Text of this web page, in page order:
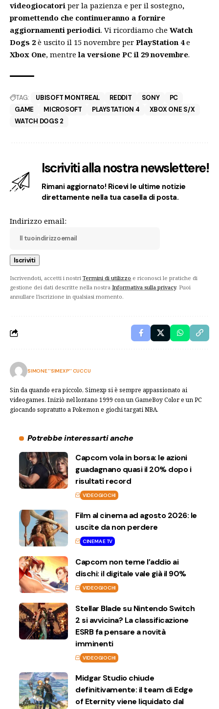
videogiocatori per la pazienza e per il sostegno,
promettendo che continueranno a fornire
aggiornamenti periodici. Vi ricordiamo che Watch
Dogs 2 è uscito il 15 novembre per PlayStation 4e
Xbox One, mentrela versione PC il 29 novembre.
TAG: UBISOFT MONTREAL REDDIT SONY
PC
GAME
MICROSOFT PLAYSTATION 4
XBOX ONE S/X
WATCH DOGS 2
Iscriviti alla nostra newslettere!
Rimani aggiornato! Ricevi le ultime notizie
direttamente nella tua casella di posta.
Indirizzo email:
Iscrivendoti, accetti i nostri Termini di utilizzo e riconosci le pratiche di
gestione dei dati descritte nella nostra Informativa sulla privacy. Puoi
annullare l'iscrizione in qualsiasi momento.
SIMONE ''SIMEXP'' CUCCU
Sin da quando era piccolo, Simexp si è sempre appassionato ai
videogames. Iniziò nel lontano 1999 con un GameBoy Color e un PC
giocando sopratutto a Pokemon e giochi targati NBA.
Potrebbe interessarti anche
Capcom vola in borsa: le azioni
guadagnano quasi il 20% dopo i
risultati record
VIDEOGIOCHI
Film al cinema ad agosto 2026: le
uscite da non perdere
CINEMA E TV
Capcom non teme l’addio ai
dischi: il digitale vale già il 90%
VIDEOGIOCHI
Stellar Blade su Nintendo Switch
2 si avvicina? La classificazione
ESRB fa pensare a novità
imminenti
VIDEOGIOCHI
Midgar Studio chiude
definitivamente: il team di Edge
of Eternity viene liquidato dal